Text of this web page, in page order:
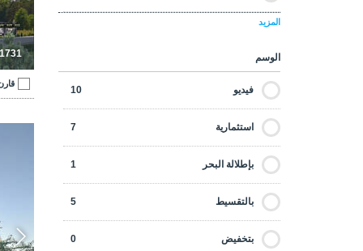
المزيد
الوسم
فيديو 10
استثمارية 7
بإطلالة البحر 1
بالتقسيط 5
بتخفيض 0